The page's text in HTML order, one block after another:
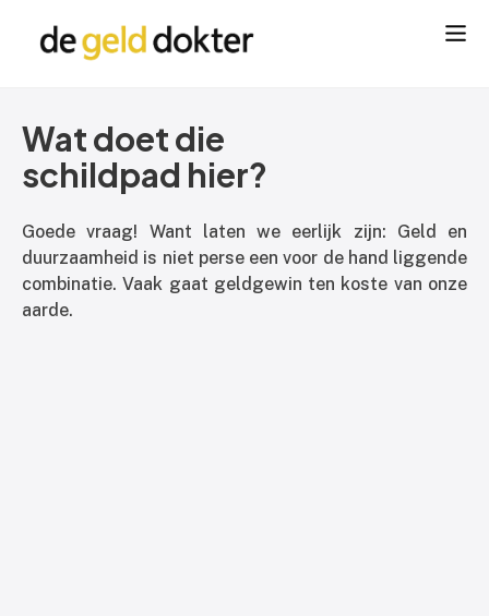
Wat doet die
schildpad hier?
Goede vraag! Want laten we eerlijk zijn: Geld en
duurzaamheid is niet perse een voor de hand liggende
combinatie. Vaak gaat geldgewin ten koste van onze
aarde.